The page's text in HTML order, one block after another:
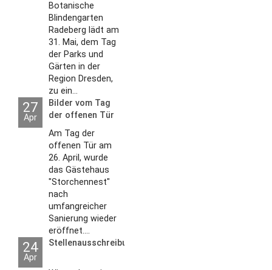
Botanische
Blindengarten
Radeberg lädt am
31. Mai, dem Tag
der Parks und
Gärten in der
Region Dresden,
zu ein...
27
Apr
Bilder vom Tag
der offenen Tür
2026
Am Tag der
offenen Tür am
26. April, wurde
das Gästehaus
"Storchennest"
nach
umfangreicher
Sanierung wieder
eröffnet....
24
Apr
Stellenausschreibungen